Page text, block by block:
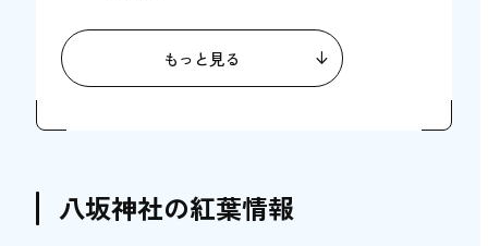
お守りと御朱印
八坂神社の基本情報
らに楽しむ【PR】
もっと見る
八坂神社の紅葉情報